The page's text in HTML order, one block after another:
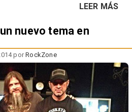
LEER MÁS
nuevo tema en
porRockZone